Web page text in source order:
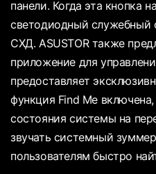
панели. Когда эта кнопка
светодиодный служебный
СХД. ASUSTOR также
приложение для
предоставляет
функция Find Me
состояния системы на
звучать системный
пользователям быстро